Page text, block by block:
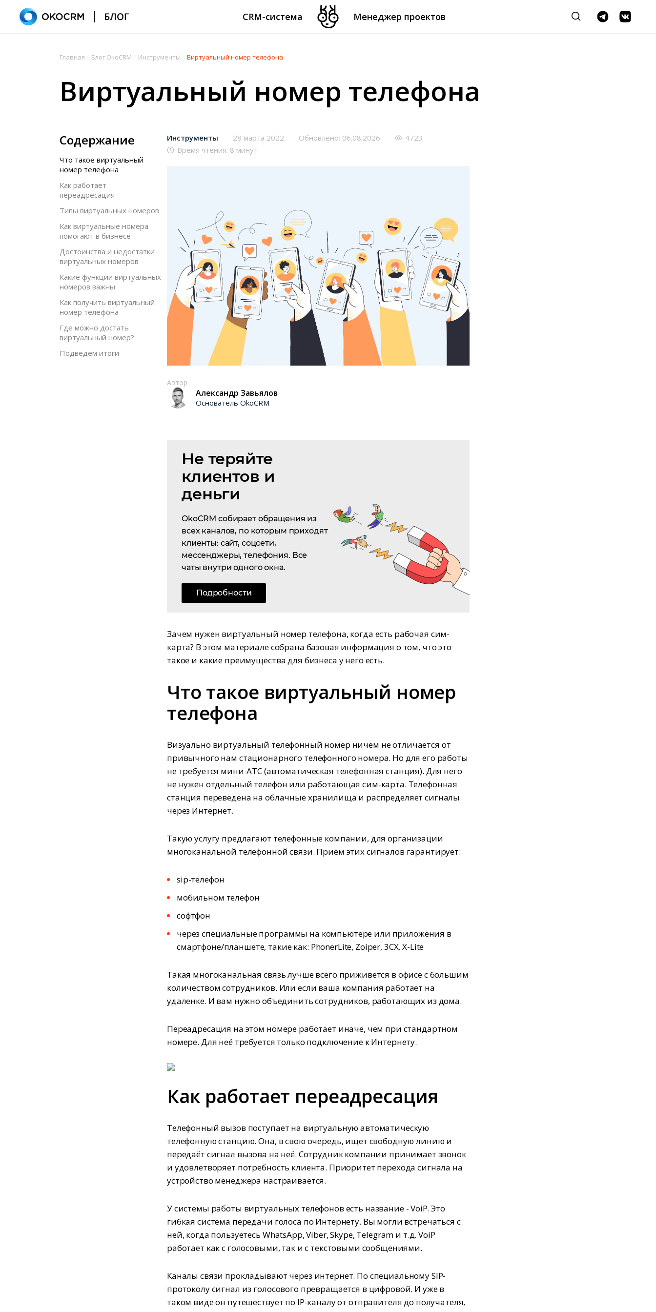
CRM-система Менеджер проектов
Главная Блог OkoCRM Инструменты Виртуальный номер телефона
Виртуальный номер телефона
Содержание
Что такое виртуальный
номер телефона
Как работает
переадресация
Типы виртуальных номеров
Как виртуальные номера
помогают в бизнесе
Достоинства и недостатки
виртуальных номеров
Какие функции виртуальных
номеров важны
Как получить виртуальный
номер телефона
Где можно достать
виртуальный номер?
Подведем итоги
Инструменты 28 марта 2022 Обновлено: 06.08.2026
4723
Время чтения: 8 минут
Автор
Александр Завьялов
Основатель OkoCRM
Не теряйте
клиентов и
деньги
OkoCRM собирает обращения из
всех каналов, по которым приходят
клиенты: сайт, соцсети,
мессенджеры, телефония. Все
чаты внутри одного окна.
Подробности
Зачем нужен виртуальный номер телефона, когда есть рабочая сим-
карта? В этом материале собрана базовая информация о том, что это
такое и какие преимущества для бизнеса у него есть.
Что такое виртуальный номер
телефона
Визуально виртуальный телефонный номер ничем не отличается от
привычного нам стационарного телефонного номера. Но для его работы
не требуется мини-АТС (автоматическая телефонная станция). Для него
не нужен отдельный телефон или работающая сим-карта. Телефонная
станция переведена на облачные хранилища и распределяет сигналы
через Интернет.
Такую услугу предлагают телефонные компании, для организации
многоканальной телефонной связи. Приём этих сигналов гарантирует:
sip-телефон
мобильном телефон
софтфон
через специальные программы на компьютере или приложения в
смартфоне/планшете, такие как: PhonerLite, Zoiper, 3CX, X-Lite
Такая многоканальная связь лучше всего приживется в офисе с большим
количеством сотрудников. Или если ваша компания работает на
удаленке. И вам нужно объединить сотрудников, работающих из дома.
Переадресация на этом номере работает иначе, чем при стандартном
номере. Для неё требуется только подключение к Интернету.
Как работает переадресация
Телефонный вызов поступает на виртуальную автоматическую
телефонную станцию. Она, в свою очередь, ищет свободную линию и
передаёт сигнал вызова на неё. Сотрудник компании принимает звонок
и удовлетворяет потребность клиента. Приоритет перехода сигнала на
устройство менеджера настраивается.
У системы работы виртуальных телефонов есть название - VoiP. Это
гибкая система передачи голоса по Интернету. Вы могли встречаться с
ней, когда пользуетесь WhatsApp, Viber, Skype, Telegram и т.д. VoiP
работает как с голосовыми, так и с текстовыми сообщениями.
Каналы связи прокладывают через интернет. По специальному SIP-
протоколу сигнал из голосового превращается в цифровой. И уже в
таком виде он путешествует по IP-каналу от отправителя до получателя,